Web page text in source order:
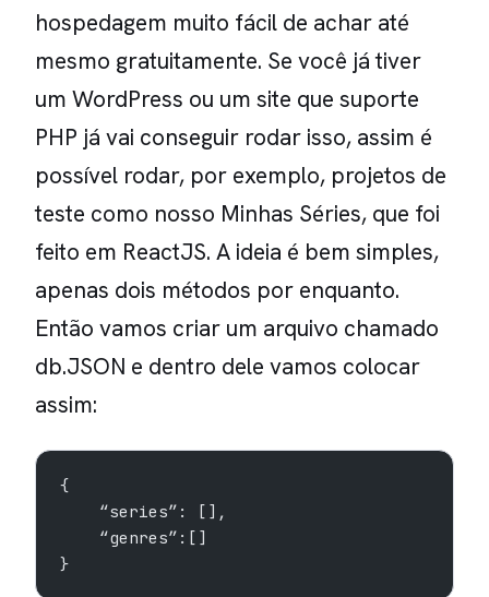
hospedagem muito fácil de achar até
mesmo gratuitamente. Se você já tiver
um WordPress ou um site que suporte
PHP já vai conseguir rodar isso, assim é
possível rodar, por exemplo, projetos de
teste como nosso Minhas Séries, que foi
feito em ReactJS. A ideia é bem simples,
apenas dois métodos por enquanto.
Então vamos criar um arquivo chamado
db.JSON e dentro dele vamos colocar
assim:
{
    “series”: [],
    “genres”:[]
}